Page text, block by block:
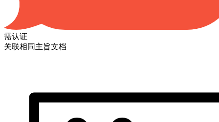
需认证
关联相同主旨文档